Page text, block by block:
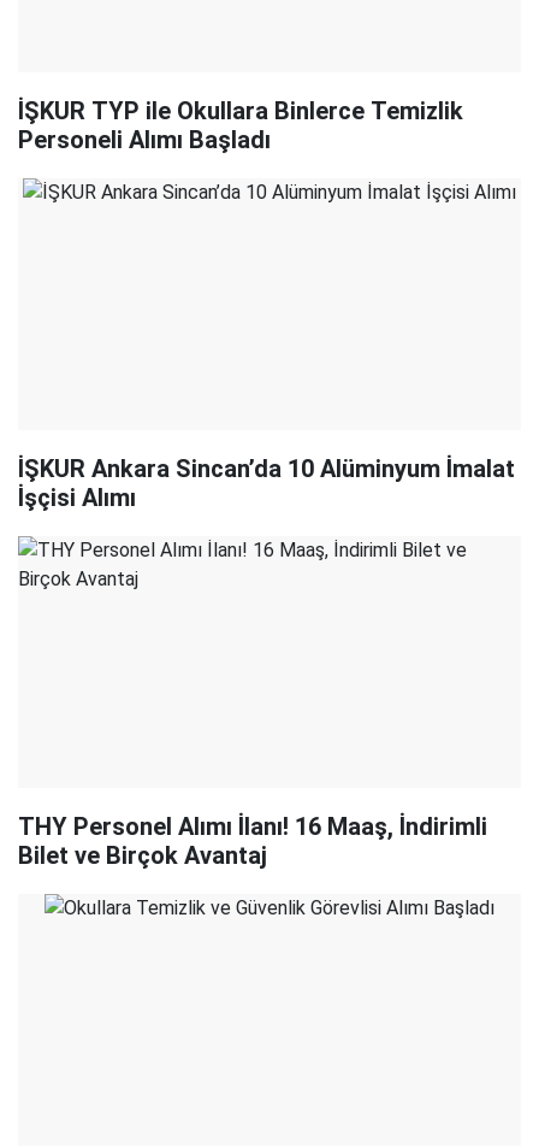
İŞKUR TYP ile Okullara Binlerce Temizlik
Personeli Alımı Başladı
İŞKUR Ankara Sincan’da 10 Alüminyum İmalat
İşçisi Alımı
THY Personel Alımı İlanı! 16 Maaş, İndirimli
Bilet ve Birçok Avantaj